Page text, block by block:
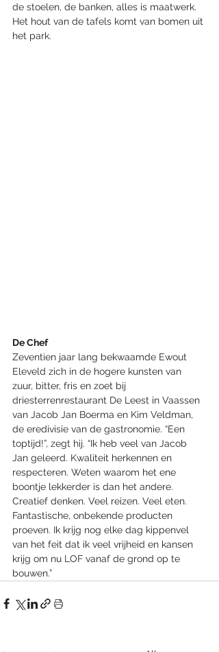
de stoelen, de banken, alles is maatwerk.
Het hout van de tafels komt van bomen uit
het park.
De Chef
Zeventien jaar lang bekwaamde Ewout
Eleveld zich in de hogere kunsten van
zuur, bitter, fris en zoet bij
driesterrenrestaurant De Leest in Vaassen
van Jacob Jan Boerma en Kim Veldman,
de eredivisie van de gastronomie. “Een
toptijd!”, zegt hij. “Ik heb veel van Jacob
Jan geleerd. Kwaliteit herkennen en
respecteren. Weten waarom het ene
boontje lekkerder is dan het andere.
Creatief denken. Veel reizen. Veel eten.
Fantastische, onbekende producten
proeven. Ik krijg nog elke dag kippenvel
van het feit dat ik veel vrijheid en kansen
krijg om nu LOF vanaf de grond op te
bouwen.”